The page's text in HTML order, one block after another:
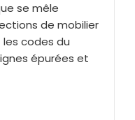
se mêle
de mobilier
les codes du
épurées et